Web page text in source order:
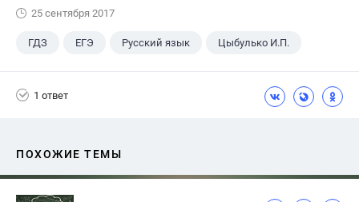
25 сентября 2017
ГДЗ ЕГЭ Русский язык Цыбулько И.П.
1 ответ
ПОХОЖИЕ ТЕМЫ